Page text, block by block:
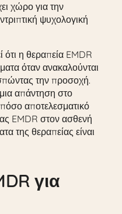
χώρο για την
ψυχολογική
ότι η θεραπεία EMDR
όταν ανακαλούνται
την προσοχή.
απάντηση στο
πόσο αποτελεσματικό
EMDR στον ασθενή
της θεραπείας είναι
για